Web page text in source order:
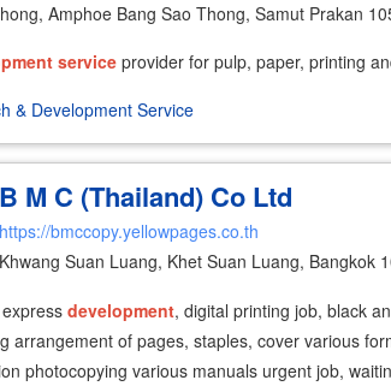
Amphoe Bang Sao Thong, Samut Prakan
service provider for pulp, paper, printing
& Development Service
B M C (Thailand) Co Ltd
https://bmccopy.yellowpages.co.th
Khwang Suan Luang, Khet Suan Luang, Bangkok
development, digital printing job, black
arrangement of pages, staples, cover various
photocopying various manuals urgent job,